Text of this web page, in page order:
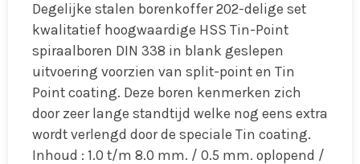
Degelijke stalen borenkoffer 202-delige set
kwalitatief hoogwaardige HSS Tin-Point
spiraalboren DIN 338 in blank geslepen
uitvoering voorzien van split-point en Tin
Point coating. Deze boren kenmerken zich
door zeer lange standtijd welke nog eens extra
wordt verlengd door de speciale Tin coating.
Inhoud : 1.0 t/m 8.0 mm. / 0.5 mm. oplopend /